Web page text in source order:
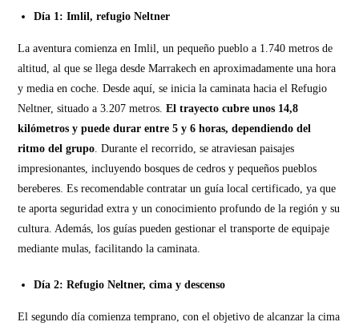
Día 1: Imlil, refugio Neltner
La aventura comienza en Imlil, un pequeño pueblo a 1.740 metros de
altitud, al que se llega desde Marrakech en aproximadamente una hora
y media en coche. Desde aquí, se inicia la caminata hacia el Refugio
Neltner, situado a 3.207 metros.El trayecto cubre unos 14,8
kilómetros y puede durar entre 5 y 6 horas, dependiendo del
ritmo del grupo. Durante el recorrido, se atraviesan paisajes
impresionantes, incluyendo bosques de cedros y pequeños pueblos
bereberes. Es recomendable contratar un guía local certificado, ya que
te aporta seguridad extra y un conocimiento profundo de la región y su
cultura. Además, los guías pueden gestionar el transporte de equipaje
mediante mulas, facilitando la caminata.
Día 2: Refugio Neltner, cima y descenso
El segundo día comienza temprano, con el objetivo de alcanzar la cima